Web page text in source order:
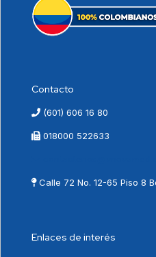
Contacto
(601) 606 16 80
018000 522633
Calle 72 No. 12-65 Piso 8
Enlaces de interés